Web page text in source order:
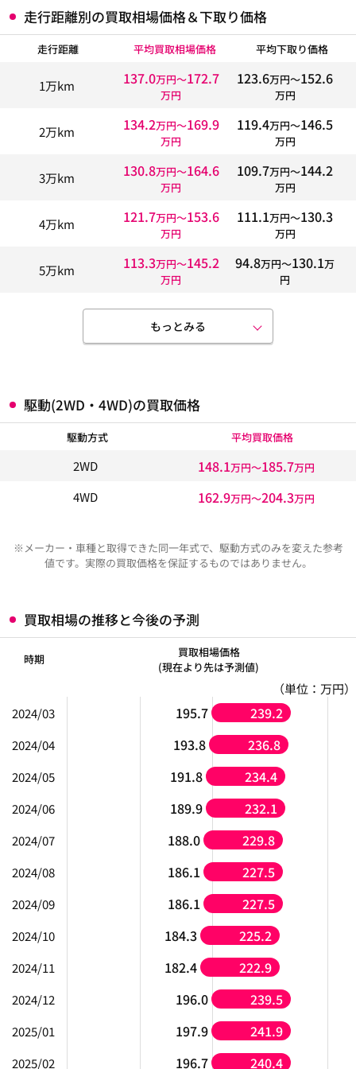
走行距離別の買取相場価格＆下取り価格
走行距離 平均買取相場価格 平均下取り価格
1万km 137.0万円〜172.7
万円
123.6万円〜152.6
万円
2万km 134.2万円〜169.9
万円
119.4万円〜146.5
万円
3万km 130.8万円〜164.6
万円
109.7万円〜144.2
万円
4万km 121.7万円〜153.6
万円
111.1万円〜130.3
万円
5万km 113.3万円〜145.2
万円
94.8万円〜130.1万
円
もっとみる
駆動(2WD・4WD)の買取価格
駆動方式 平均買取価格
2WD 148.1万円〜185.7万円
4WD 162.9万円〜204.3万円
※メーカー・車種と取得できた同一年式で、駆動方式のみを変えた参考
値です。実際の買取価格を保証するものではありません。
買取相場の推移と今後の予測
時期
買取相場価格
(現在より先は予測値)
（単位：万円）
2024/03
195.7 239.2
2024/04 193.8 236.8
2024/05 191.8 234.4
2024/06 189.9 232.1
2024/07 188.0 229.8
2024/08 186.1 227.5
2024/09 186.1 227.5
2024/10 184.3 225.2
2024/11 182.4 222.9
2024/12 196.0 239.5
2025/01 197.9 241.9
2025/02 196.7 240.4